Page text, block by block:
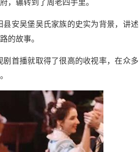
，辗转到了周老四手里。
安吴堡吴氏家族的史实为背景，讲述
的故事。
首播就取得了很高的收视率，在众多